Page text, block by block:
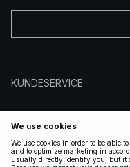
KUNDESERVICE
FØLG OS